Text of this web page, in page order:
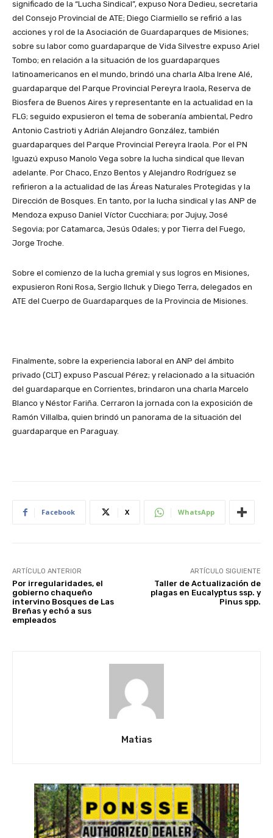
significado de la “Lucha Sindical”, expuso Nora Dedieu, secretaria
del Consejo Provincial de ATE; Diego Ciarmiello se refirió a las
acciones y rol de la Asociación de Guardaparques de Misiones;
sobre su labor como guardaparque de Vida Silvestre expuso Ariel
Tombo; en relación a la situación de los guardaparques
latinoamericanos en el mundo, brindó una charla Alba Irene Alé,
guardaparque del Parque Provincial Pereyra Iraola, Reserva de
Biosfera de Buenos Aires y representante en la actualidad en la
FLG; seguido expusieron el tema de soberanía ambiental, Pedro
Antonio Castrioti y Adrián Alejandro González, también
guardaparques del Parque Provincial Pereyra Iraola. Por el PN
Iguazú expuso Manolo Vega sobre la lucha sindical que llevan
adelante. Por Chaco, Enzo Bentos y Alejandro Rodríguez se
refirieron a la actualidad de las Áreas Naturales Protegidas y la
Dirección de Bosques. En tanto, por la lucha sindical y las ANP de
Mendoza expuso Daniel Víctor Cucchiara; por Jujuy, José
Segovia; por Catamarca, Jesús Odales; y por Tierra del Fuego,
Jorge Troche.
Sobre el comienzo de la lucha gremial y sus logros en Misiones,
expusieron Roni Rosa, Sergio Ilchuk y Diego Terra, delegados en
ATE del Cuerpo de Guardaparques de la Provincia de Misiones.
Finalmente, sobre la experiencia laboral en ANP del ámbito
privado (CLT) expuso Pascual Pérez; y relacionado a la situación
del guardaparque en Corrientes, brindaron una charla Marcelo
Blanco y Néstor Fariña. Cerraron la jornada con la exposición de
Ramón Villalba, quien brindó un panorama de la situación del
guardaparque en Paraguay.
Facebook X WhatsApp
ARTÍCULO ANTERIOR
Por irregularidades, el
gobierno chaqueño
intervino Bosques de Las
Breñas y echó a sus
empleados
ARTÍCULO SIGUIENTE
Taller de Actualización de
plagas en Eucalyptus ssp. y
Pinus spp.
Matias